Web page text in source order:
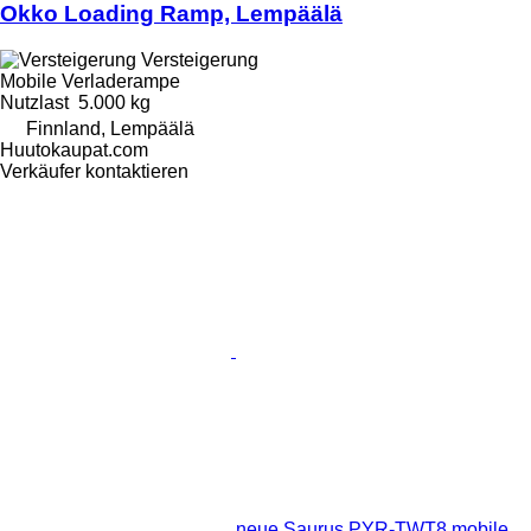
Okko Loading Ramp, Lempäälä
Versteigerung
Mobile Verladerampe
Nutzlast 5.000 kg
Finnland, Lempäälä
Huutokaupat.com
Verkäufer kontaktieren